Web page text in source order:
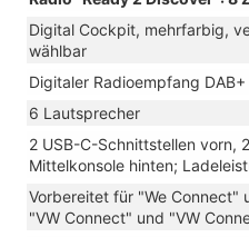
Digital Cockpit, mehrfarbig,
wählbar
Digitaler Radioempfang DAB+
6 Lautsprecher
2 USB-C-Schnittstellen vorn,
Mittelkonsole hinten;
Vorbereitet für "We Connect"
"VW Connect" und "VW